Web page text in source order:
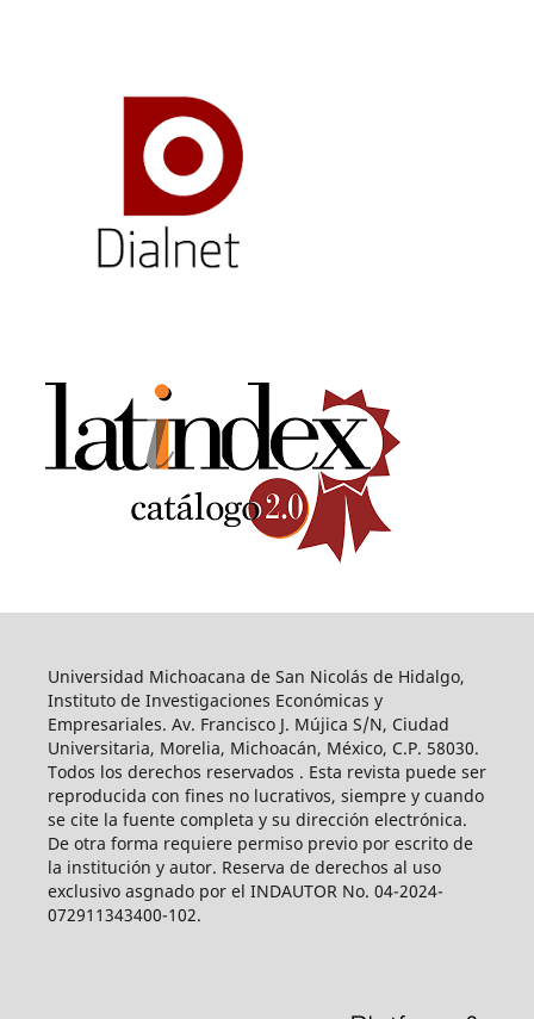
Universidad Michoacana de San Nicolás de Hidalgo,
Instituto de Investigaciones Económicas y
Empresariales. Av. Francisco J. Mújica S/N, Ciudad
Universitaria, Morelia, Michoacán, México, C.P. 58030.
Todos los derechos reservados . Esta revista puede ser
reproducida con fines no lucrativos, siempre y cuando
se cite la fuente completa y su dirección electrónica.
De otra forma requiere permiso previo por escrito de
la institución y autor. Reserva de derechos al uso
exclusivo asgnado por el INDAUTOR No. 04-2024-
072911343400-102.